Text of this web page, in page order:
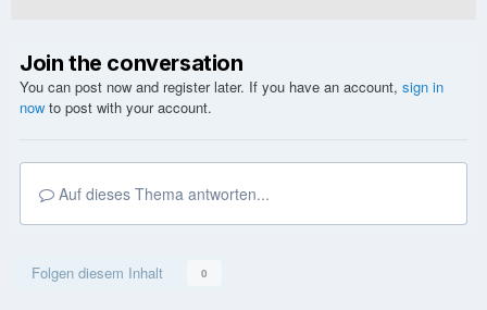
Join the conversation
You can post now and register later. If you have an account, sign in
now to post with your account.
Auf dieses Thema antworten...
Folgen diesem Inhalt 0